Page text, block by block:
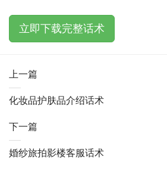
立即下载完整话术
上一篇
化妆品护肤品介绍话术
下一篇
婚纱旅拍影楼客服话术